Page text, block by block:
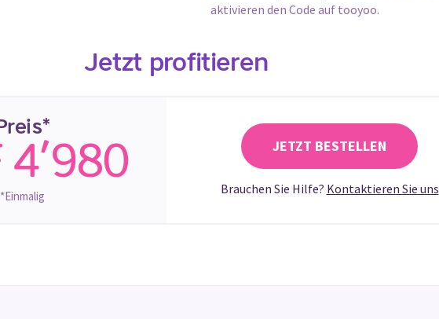
aktivieren den Code auf tooyoo.
Jetzt profitieren
*
4’980
*Einmalig
JETZT BESTELLEN
Brauchen Sie Hilfe? Kontaktieren Sie uns